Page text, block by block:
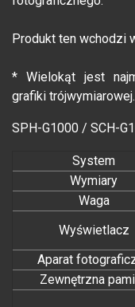
Produkt ten wchodzi
* Wielokąt jest
grafiki trójwymiarowej.
SPH-G1000 / SCH-
System
Wymiary
Waga
Wyświetlacz
Aparat
Zewnętrzna